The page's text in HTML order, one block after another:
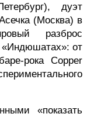
дуэт
(Москва) в
разброс
«Индюшатах»: от
рока Copper
«показать